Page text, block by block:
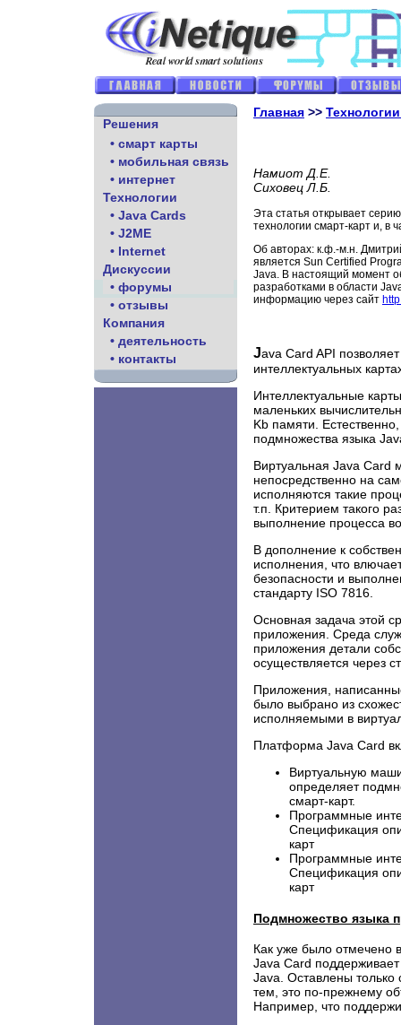
Решения
• смарт карты
• мобильная связь
• интернет
Технологии
• Java Cards
• J2ME
• Internet
Дискуссии
• форумы
• отзывы
Компания
• деятельность
• контакты
Главная >>
Намиот Д.Е.
Сиховец Л.Б.
Эта статья открывает
технологии смарт-карт и, в
Об авторах: к.ф.-м.н.
является Sun Certified
Java. В настоящий момент
разработками в области
информацию через сайт
Java Card API
интеллектуальных
Интеллектуальные
маленьких
Kb памяти.
подмножества языка
Виртуальная Java Card
непосредственно на
исполняются такие
т.п. Критерием такого
выполнение процесса
В дополнение к
исполнения, что
безопасности и
стандарту ISO 7816.
Основная задача этой
приложения. Среда
приложения детали
осуществляется через
Приложения,
было выбрано из
исполняемыми в
Платформа Java Card
Виртуальную
определяет
смарт-карт.
Программные
Спецификация
карт
Программные
Спецификация
карт
Подмножество языка
Как уже было отмечено
Java Card
Java. Оставлены
тем, это по-прежнему
Например, что